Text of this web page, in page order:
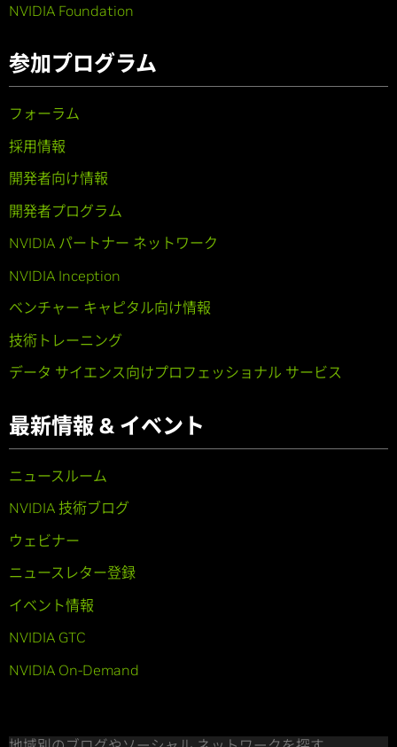
NVIDIA Foundation
参加プログラム
フォーラム
採用情報
開発者向け情報
開発者プログラム
NVIDIA パートナー ネットワーク
NVIDIA Inception
ベンチャー キャピタル向け情報
技術トレーニング
データ サイエンス向けプロフェッショナル サービス
最新情報 & イベント
ニュースルーム
NVIDIA 技術ブログ
ウェビナー
ニュースレター登録
イベント情報
NVIDIA GTC
NVIDIA On-Demand